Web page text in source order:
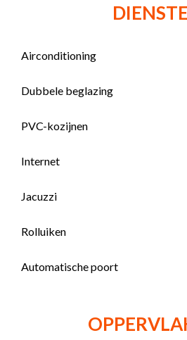
Airconditioning
Dubbele beglazing
PVC-kozijnen
Internet
Jacuzzi
Rolluiken
Automatische poort